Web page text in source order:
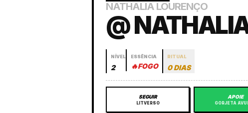
NATHALIA LOURENÇO
@
NÍVEL
2
ESSÊNCIA
🔥FOGO
RITUAL
0 DIAS
SEGUIR
LITVERSO
APOIE
GORJETA